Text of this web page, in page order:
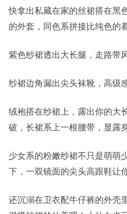
快拿出私藏在家的丝裙搭在黑
的外套，同色系拼接比纯色的
紫色纱裙透出大长腿，走路带
纱裙边角漏出尖头袜靴，高级
绒袍搭在纱裙上，露出你的大
破，长裙系上一根腰带，显露
少女系的粉嫩纱裙不只是萌萌
下，一双镜面的尖头高跟鞋让
还沉溺在卫衣配牛仔裤的外壳